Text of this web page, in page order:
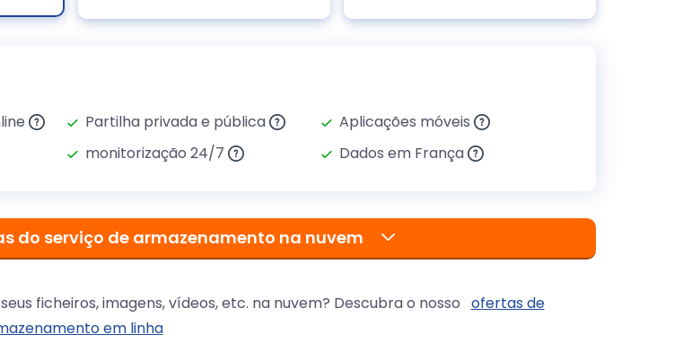
Partilha privada e pública
Aplicações móveis
monitorização 24/7 Dados em França
do serviço de armazenamento na nuvem
ficheiros, imagens, vídeos, etc. na nuvem? Descubra o nosso ofertas de
em linha